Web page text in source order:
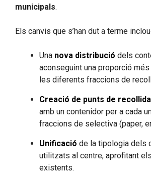
municipals.
Els canvis que s’han dut a terme
Una nova distribució dels
aconseguint una proporció
les diferents fraccions de
Creació de punts de
amb un contenidor per a cada
fraccions de selectiva (paper,
Unificació de la tipologia dels
utilitzats al centre, aprofitant
existents.